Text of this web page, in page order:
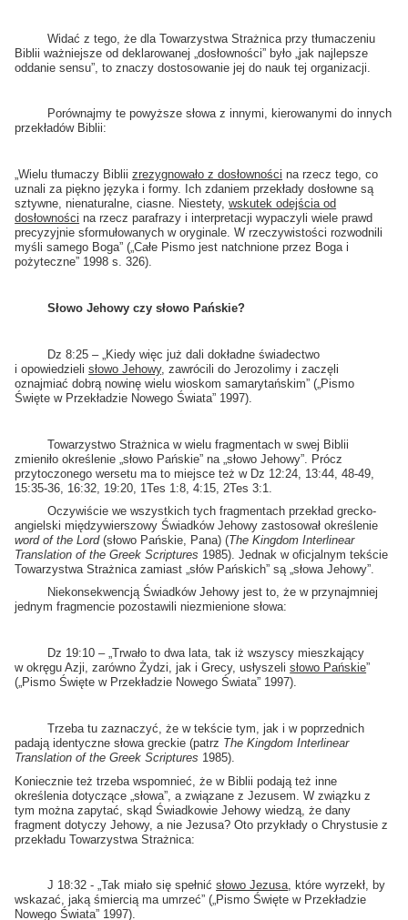
Widać z tego, że dla Towarzystwa Strażnica przy tłumaczeniu
Biblii ważniejsze od deklarowanej „dosłowności” było „jak najlepsze
oddanie sensu”, to znaczy dostosowanie jej do nauk tej organizacji.
Porównajmy te powyższe słowa z innymi, kierowanymi do innych
przekładów Biblii:
„Wielu tłumaczy Bibliizrezygnowało z dosłowności na rzecz tego, co
uznali za piękno języka i formy. Ich zdaniem przekłady dosłowne są
sztywne, nienaturalne, ciasne. Niestety,wskutek odejścia od
dosłowności na rzecz parafrazy i interpretacji wypaczyli wiele prawd
precyzyjnie sformułowanych w oryginale. W rzeczywistości rozwodnili
myśli samego Boga” („Całe Pismo jest natchnione przez Boga i
pożyteczne” 1998 s. 326).
Słowo Jehowy czy słowo Pańskie?
Dz 8:25 – „Kiedy więc już dali dokładne świadectwo
i opowiedzielisłowo Jehowy, zawrócili do Jerozolimy i zaczęli
oznajmiać dobrą nowinę wielu wioskom samarytańskim” („Pismo
Święte w Przekładzie Nowego Świata” 1997).
Towarzystwo Strażnica w wielu fragmentach w swej Biblii
zmieniło określenie „słowo Pańskie” na „słowo Jehowy”. Prócz
przytoczonego wersetu ma to miejsce też w Dz 12:24, 13:44, 48-49,
15:35-36, 16:32, 19:20, 1Tes 1:8, 4:15, 2Tes 3:1.
Oczywiście we wszystkich tych fragmentach przekład grecko-
angielski międzywierszowy Świadków Jehowy zastosował określenie
word of the Lord(słowo Pańskie, Pana) (The Kingdom Interlinear
Translation of the Greek Scriptures 1985). Jednak w oficjalnym tekście
Towarzystwa Strażnica zamiast „słów Pańskich” są „słowa Jehowy”.
Niekonsekwencją Świadków Jehowy jest to, że w przynajmniej
jednym fragmencie pozostawili niezmienione słowa:
Dz 19:10 – „Trwało to dwa lata, tak iż wszyscy mieszkający
w okręgu Azji, zarówno Żydzi, jak i Grecy, usłyszelisłowo Pańskie”
(„Pismo Święte w Przekładzie Nowego Świata” 1997).
Trzeba tu zaznaczyć, że w tekście tym, jak i w poprzednich
padają identyczne słowa greckie (patrz The Kingdom Interlinear
Translation of the Greek Scriptures 1985).
Koniecznie też trzeba wspomnieć, że w Biblii podają też inne
określenia dotyczące „słowa”, a związane z Jezusem. W związku z
tym można zapytać, skąd Świadkowie Jehowy wiedzą, że dany
fragment dotyczy Jehowy, a nie Jezusa? Oto przykłady o Chrystusie z
przekładu Towarzystwa Strażnica:
J 18:32 - „Tak miało się spełnićsłowo Jezusa, które wyrzekł, by
wskazać, jaką śmiercią ma umrzeć” („Pismo Święte w Przekładzie
Nowego Świata” 1997).